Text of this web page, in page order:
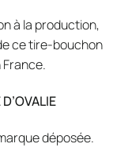
à la production,
ce tire-bouchon
déposée.